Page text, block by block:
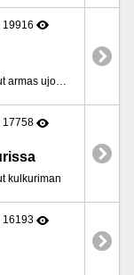
19916
17758
kulkuriman
16193